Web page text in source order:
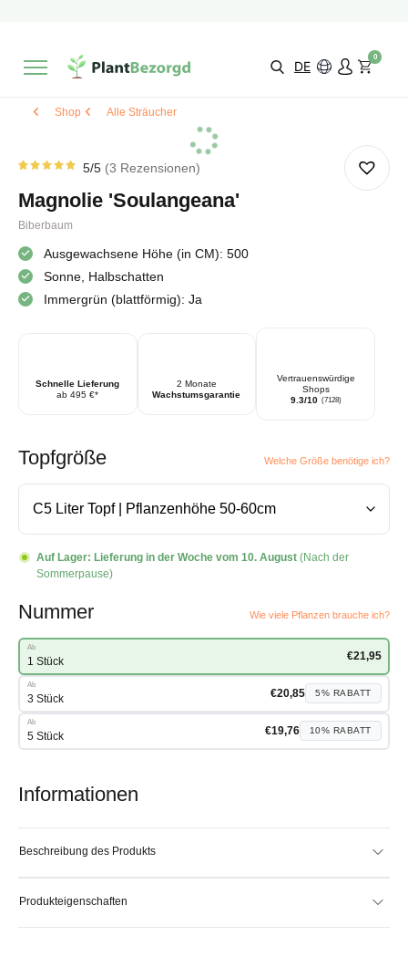
Wähle selbst
DE
0
Shop Alle Sträucher
5 von
Kundenstimmen
5/5 3 Rezensionen
Magnolie 'Soulangeana'
Biberbaum
Ausgewachsene Höhe (in CM): 500
Sonne, Halbschatten
Immergrün (blattförmig): Ja
Schnelle Lieferung
ab 495 €*
2 Monate
Wachstumsgarantie
Vertrauenswürdige
Shops
9.3/10 (7128)
Topfgröße Welche Größe benötige ich?
Auf Lager: Lieferung in der Woche vom 10. August (Nach der
Sommerpause)
Nummer Wie viele Pflanzen brauche ich?
Ab
1 Stück €21,95
Ab
3 Stück €20,85 5% RABATT
Ab
5 Stück €19,76 10% RABATT
Informationen
Beschreibung des Produkts
Produkteigenschaften